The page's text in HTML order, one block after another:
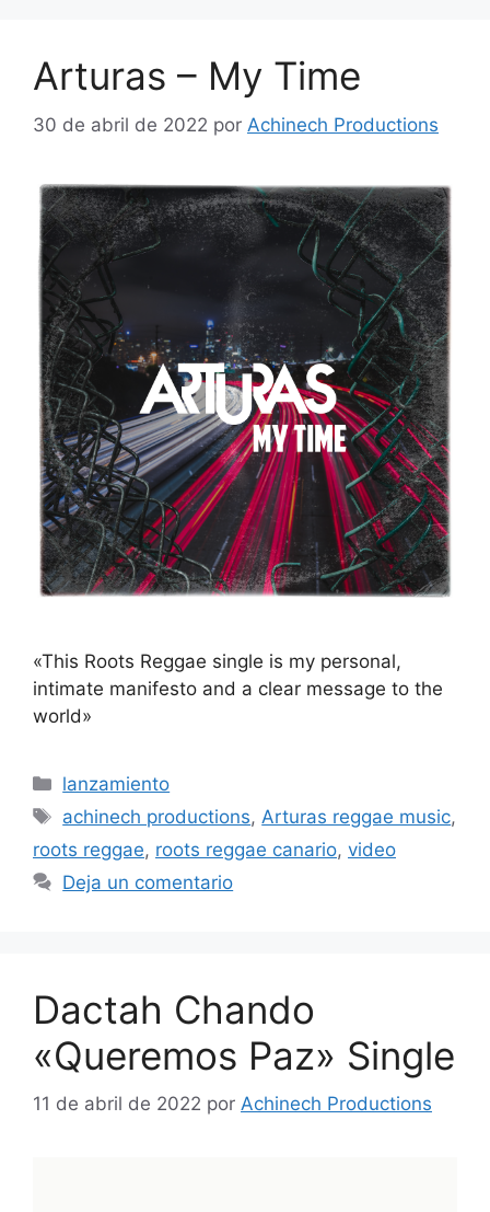
Arturas – My Time
30 de abril de 2022 por Achinech Productions
«This Roots Reggae single is my personal,
intimate manifesto and a clear message to the
world»
lanzamiento
achinech productions, Arturas reggae music,
roots reggae, roots reggae canario, video
Deja un comentario
Dactah Chando
«Queremos Paz» Single
11 de abril de 2022 por Achinech Productions